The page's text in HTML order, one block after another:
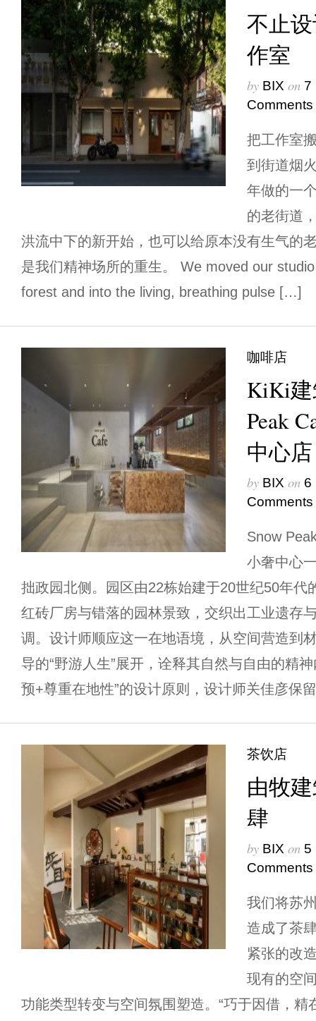
不止
作室
by BIX on 7
Comments
把工作室
到街道烟
年做的一
的老街道
洪流中下的新开始，也可以给原本没有生气的
是我们精神场所的重生。 We moved our
forest and into the living, breathing pulse […]
咖啡店
KiKi建
Peak
中心店
by BIX on 6
Comments
Snow
小奢中心
拙政园北侧。园区由22栋始建于20世纪50年代
红砖厂房与错落的园林景致，交织出工业遗存
调。设计师顺应这一在地语境，从空间营造到
导的“野游人生”展开，诠释其自然与自由的精
预+尊重在地性”的设计原则，设计师关佳彦保
茶饮店
由牧
肆
by BIX on 5
Comments
我们将苏
造成了茶
紧张的改
现有的空
功能类型转变与空间氛围塑造。“巧于因借，精